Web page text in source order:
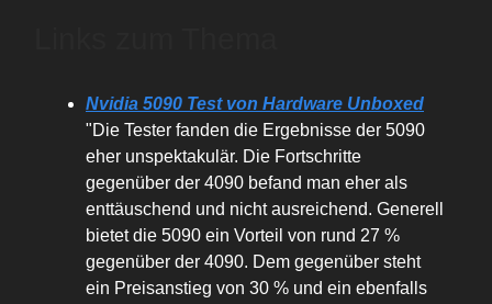
Nvidia 5090 Test von Hardware Unboxed
"Die Tester fanden die Ergebnisse der 5090
eher unspektakulär. Die Fortschritte
gegenüber der 4090 befand man eher als
enttäuschend und nicht ausreichend. Generell
bietet die 5090 ein Vorteil von rund 27 %
gegenüber der 4090. Dem gegenüber steht
ein Preisanstieg von 30 % und ein ebenfalls